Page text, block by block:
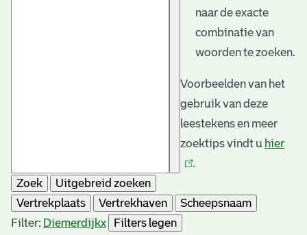
naar de exacte
combinatie van
woorden te zoeken.
Voorbeelden van het
gebruik van deze
leestekens en meer
zoektips vindt u hier
.
Zoek
Uitgebreid zoeken
Vertrekplaats
Vertrekhaven
Scheepsnaam
Filter: Diemerdijkx
Filters legen